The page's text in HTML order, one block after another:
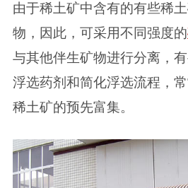
由于稀土矿中含有的有些稀
物，因此，可采用不同强度的
与其他伴生矿物进行分离，
浮选药剂和简化浮选流程，
稀土矿的预先富集。